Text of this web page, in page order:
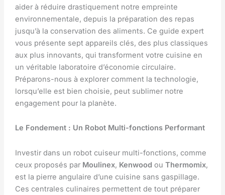
aider à réduire drastiquement notre empreinte
environnementale, depuis la préparation des repas
jusqu’à la conservation des aliments. Ce guide expert
vous présente sept appareils clés, des plus classiques
aux plus innovants, qui transforment votre cuisine en
un véritable laboratoire d’économie circulaire.
Préparons-nous à explorer comment la technologie,
lorsqu’elle est bien choisie, peut sublimer notre
engagement pour la planète.
Le Fondement : Un Robot Multi-fonctions Performant
Investir dans un robot cuiseur multi-fonctions, comme
ceux proposés par Moulinex, Kenwood ou Thermomix,
est la pierre angulaire d’une cuisine sans gaspillage.
Ces centrales culinaires permettent de tout préparer